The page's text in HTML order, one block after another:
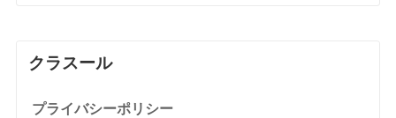
クラスール
プライバシーポリシー